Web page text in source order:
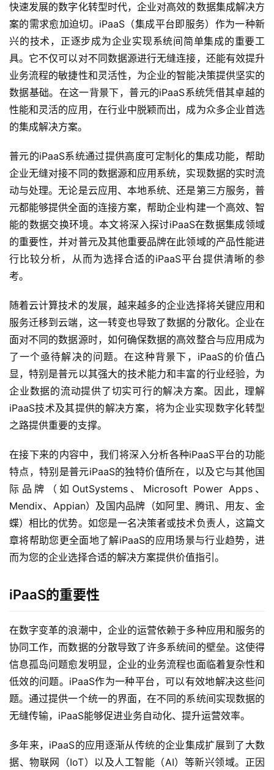
快速发展的数字化转型时代，企业对高效的数据集成解决方
案的需求愈加迫切。iPaaS（集成平台即服务）作为一种新
兴的技术，正逐步成为企业实现系统间简单集成的重要工
具。它不仅可以对不同数据源进行无缝连接，还能有效提升
业务流程的敏捷性和灵活性，为企业的智能决策提供坚实的
数据基础。在这一背景下，普元的iPaaS系统凭借其卓越的
性能和灵活的应用，在行业中脱颖而出，成为众多企业首选
的集成解决方案。
普元的iPaaS系统通过提供高度可定制化的集成功能，帮助
企业无缝对接不同的数据源和应用系统，实现数据的实时流
动与处理。无论是云应用、本地系统、还是第三方服务，普
元都能够提供全面的连接方案，帮助企业构建一个高效、智
能的数据交换环境。本文将深入探讨iPaaS在数据集成领域
的重要性，并对普元及其他重要品牌在此领域的产品性能进
行比较分析，从而为选择合适的iPaaS平台提供清晰的参
考。
随着云计算技术的发展，越来越多的企业选择将关键应用和
服务迁移到云端，这一转变也导致了数据的分散化。企业在
面对不同的数据源时，如何确保数据的高效整合与应用成为
了一个亟待解决的问题。在这种背景下，iPaaS的价值凸
显，特别是普元以其强大的技术能力和丰富的行业经验，为
企业数据的流动提供了切实可行的解决方案。因此，理解
iPaaS技术及其提供的解决方案，将为企业实现数字化转型
之路提供重要的支撑。
在接下来的内容中，我们将深入分析各种iPaaS平台的功能
特点，特别是普元iPaaS的独特价值所在，以及它与其他国
际品牌（如OutSystems、Microsoft Power Apps、
Mendix、Appian）及国内品牌（如阿里、腾讯、用友、金
蝶）相比的优势。如您是一名决策者或技术负责人，这篇文
章将帮助您更全面地了解iPaaS的应用场景与行业趋势，进
而为您的企业选择合适的解决方案提供价值指引。
iPaaS的重要性
在数字变革的浪潮中，企业的运营依赖于多种应用和服务的
协同工作，而数据的分散导致了许多系统间的壁垒。这使得
信息孤岛问题愈发明显，企业的业务流程也面临着复杂性和
低效的问题。iPaaS作为一种平台，可以有效地解决这些问
题。通过提供一个统一的界面，在不同的系统间实现数据的
无缝传输，iPaaS能够促进业务自动化、提升运营效率。
多年来，iPaaS的应用逐渐从传统的企业集成扩展到了大数
据、物联网（IoT）以及人工智能（AI）等新兴领域。正因